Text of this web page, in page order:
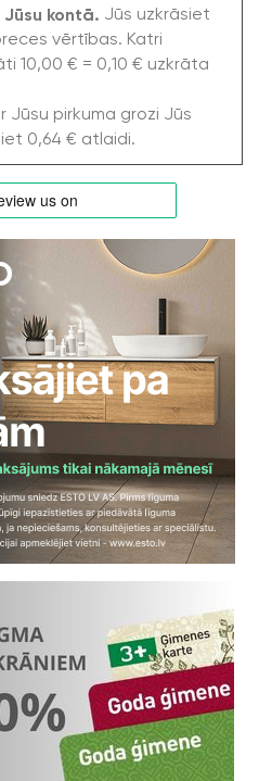
kontā. Jūs uzkrāsiet
vērtības. Katri
10,00 € = 0,10 € uzkrāta
Jūsu pirkuma grozi Jūs
0,64 € atlaidi.